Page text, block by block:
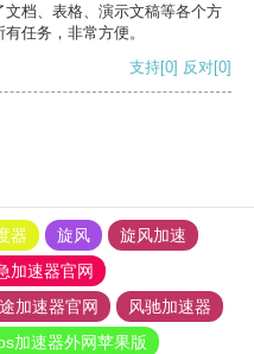
档、表格、演示文稿等各个方
任务，非常方便。
支持[0] 反对[0]
器 旋风
旋风加速
加速器官网
加速器官网
风驰加速器
加速器外网苹果版